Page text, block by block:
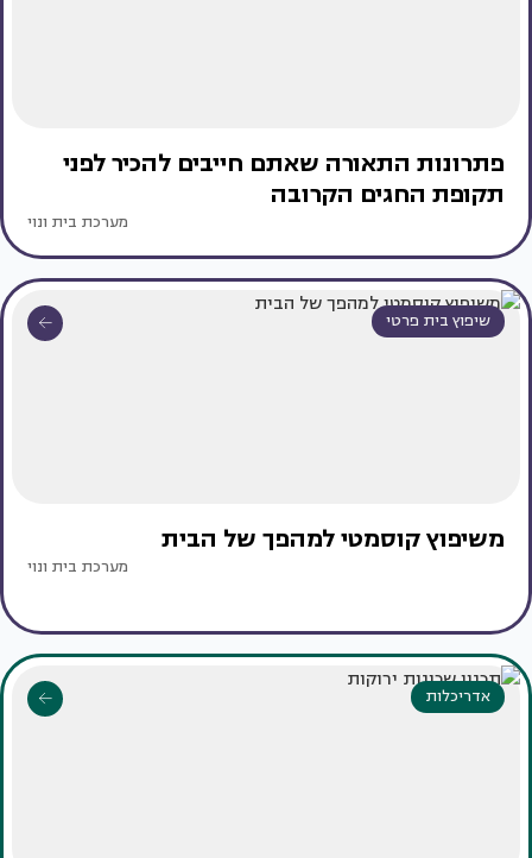
פתרונות התאורה שאתם חייבים להכיר לפני
תקופת החגים הקרובה
מערכת בית ונוי
שיפוץ בית פרטי
משיפוץ קוסמטי למהפך של הבית
מערכת בית ונוי
אדריכלות